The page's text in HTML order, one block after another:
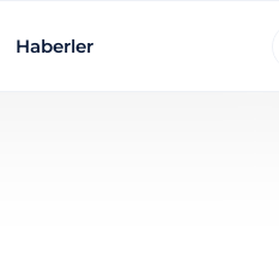
Haberler